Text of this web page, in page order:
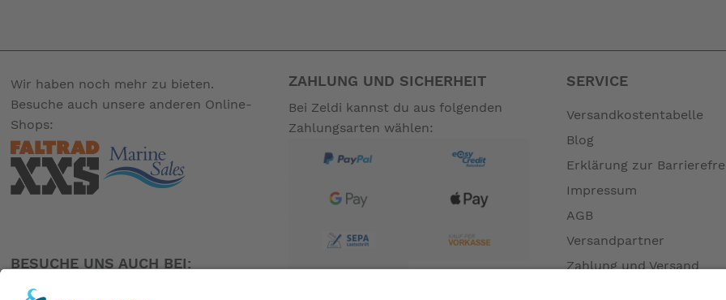
Wir haben noch mehr zu bieten.
Besuche auch unsere anderen Online-
Shops:
BESUCHE UNS AUCH BEI:
ZAHLUNG UND SICHERHEIT
Bei Zeldi kannst du aus folgenden
Zahlungsarten wählen:
SERVICE
Versandkostentabelle
Blog
Erklärung zur
Impressum
AGB
Versandpartner
Zahlung und Versand